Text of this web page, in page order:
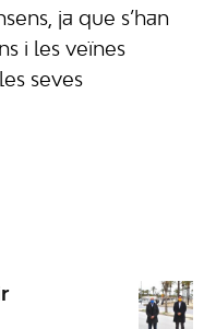
ja que s’han
i les veïnes
seves